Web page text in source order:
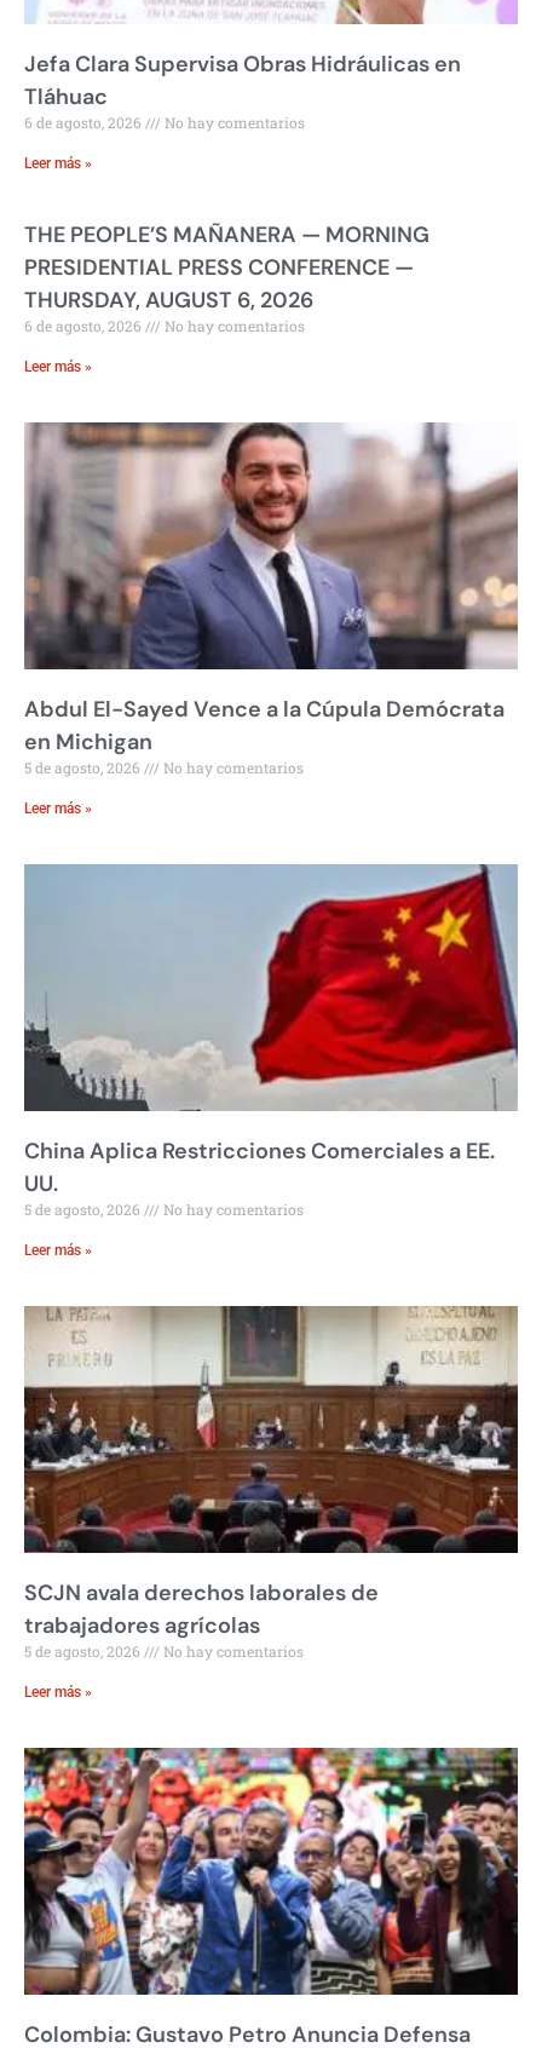
Jefa Clara Supervisa Obras Hidráulicas en
Tláhuac
6 de agosto, 2026 No hay comentarios
Leer más »
THE PEOPLE’S MAÑANERA — MORNING
PRESIDENTIAL PRESS CONFERENCE —
THURSDAY, AUGUST 6, 2026
6 de agosto, 2026 No hay comentarios
Leer más »
Abdul El-Sayed Vence a la Cúpula Demócrata
en Michigan
5 de agosto, 2026 No hay comentarios
Leer más »
China Aplica Restricciones Comerciales a EE.
UU.
5 de agosto, 2026 No hay comentarios
Leer más »
SCJN avala derechos laborales de
trabajadores agrícolas
5 de agosto, 2026 No hay comentarios
Leer más »
Colombia: Gustavo Petro Anuncia Defensa